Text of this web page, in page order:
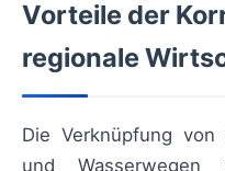
Vorteile der
regionale
Die Verknüpfung von
und